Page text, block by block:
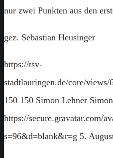
nur zwei Punkten aus den
gez. Sebastian Heusinger
https://tsv-
stadtlauringen.de/core/
150 150 Simon Lehner
https://secure.gravatar.com/
s=96&d=blank&r=g 5.